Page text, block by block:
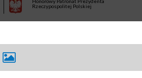
Rzeczypospolitej Polskiej